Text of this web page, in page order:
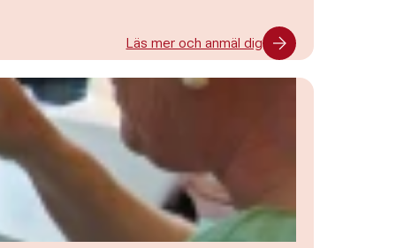
Läs mer och anmäl dig